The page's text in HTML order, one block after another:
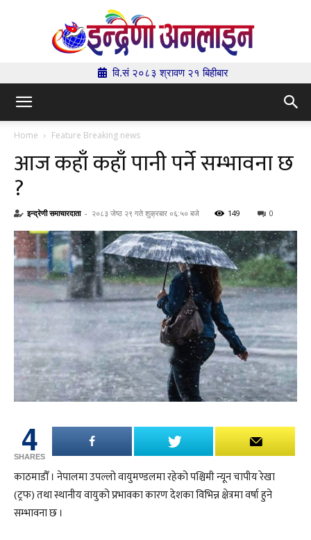
वि.सं २०८३ श्रावण २१ बिहीबार
Home Feature Breaking news
आज कहाँ कहाँ पानी पर्ने सम्भावना छ
?
इन्द्रेणी समाचारदाता - २०८३ जेष्ठ २९ गते शुक्रबार ०६:५० बजे 149 0
4
SHARES
काठमाडौँ । नेपालमा उपल्लो वायुमण्डलमा रहेको पश्चिमी न्यून चापीय रेखा
(ट्रफ) तथा स्थानीय वायुको प्रभावका कारण देशका विभिन्न क्षेत्रमा वर्षा हुने
सम्भावना छ ।